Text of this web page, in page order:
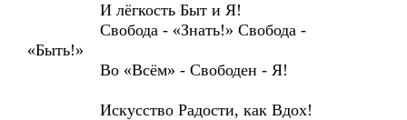
И лёгкость Быт и Я!
Свобода - «Знать!» Свобода -
«Быть!»
Во «Всём» - Свободен - Я!
Искусство Радости, как Вдох!